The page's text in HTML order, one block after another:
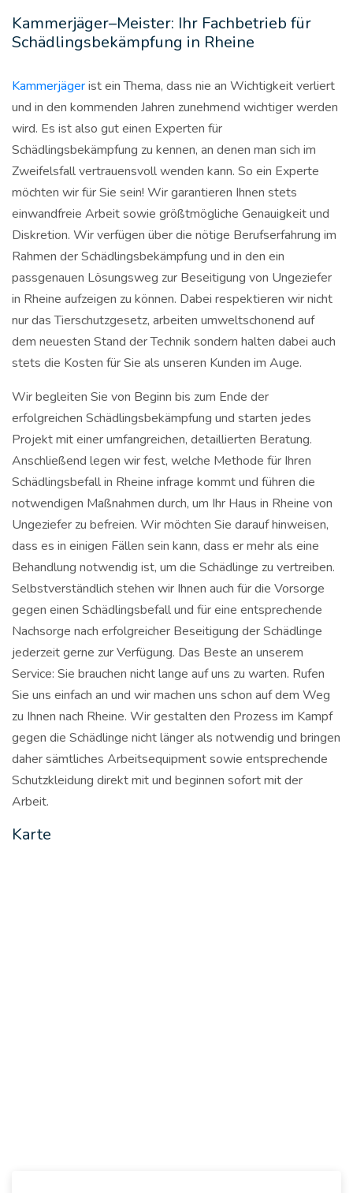
Kammerjäger–Meister: Ihr Fachbetrieb für
Schädlingsbekämpfung in Rheine
Kammerjägerist ein Thema, dass nie an Wichtigkeit verliert
und in den kommenden Jahren zunehmend wichtiger werden
wird. Es ist also gut einen Experten für
Schädlingsbekämpfung zu kennen, an denen man sich im
Zweifelsfall vertrauensvoll wenden kann. So ein Experte
möchten wir für Sie sein! Wir garantieren Ihnen stets
einwandfreie Arbeit sowie größtmögliche Genauigkeit und
Diskretion. Wir verfügen über die nötige Berufserfahrung im
Rahmen der Schädlingsbekämpfung und in den ein
passgenauen Lösungsweg zur Beseitigung von Ungeziefer
in Rheine aufzeigen zu können. Dabei respektieren wir nicht
nur das Tierschutzgesetz, arbeiten umweltschonend auf
dem neuesten Stand der Technik sondern halten dabei auch
stets die Kosten für Sie als unseren Kunden im Auge.
Wir begleiten Sie von Beginn bis zum Ende der
erfolgreichen Schädlingsbekämpfung und starten jedes
Projekt mit einer umfangreichen, detaillierten Beratung.
Anschließend legen wir fest, welche Methode für Ihren
Schädlingsbefall in Rheine infrage kommt und führen die
notwendigen Maßnahmen durch, um Ihr Haus in Rheine von
Ungeziefer zu befreien. Wir möchten Sie darauf hinweisen,
dass es in einigen Fällen sein kann, dass er mehr als eine
Behandlung notwendig ist, um die Schädlinge zu vertreiben.
Selbstverständlich stehen wir Ihnen auch für die Vorsorge
gegen einen Schädlingsbefall und für eine entsprechende
Nachsorge nach erfolgreicher Beseitigung der Schädlinge
jederzeit gerne zur Verfügung. Das Beste an unserem
Service: Sie brauchen nicht lange auf uns zu warten. Rufen
Sie uns einfach an und wir machen uns schon auf dem Weg
zu Ihnen nach Rheine. Wir gestalten den Prozess im Kampf
gegen die Schädlinge nicht länger als notwendig und bringen
daher sämtliches Arbeitsequipment sowie entsprechende
Schutzkleidung direkt mit und beginnen sofort mit der
Arbeit.
Karte